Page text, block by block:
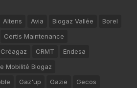
Altens Avia Biogaz Vallée
Borel
Certis Maintenance
Créagaz CRMT
Endesa
Mobilité Biogaz
Gaz'up Gazie
Gecos